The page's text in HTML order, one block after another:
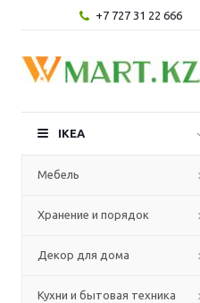
+7 727 31 22 666
IKEA
Мебель
Хранение и порядок
Декор для дома
Кухни и бытовая техника